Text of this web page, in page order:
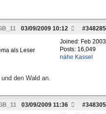
#348285
03/09/2009 10:12
Joined: Feb 2003
Posts: 16,049
nähe Kassel
als Leser
den Wald an.
#348305
03/09/2009 11:36